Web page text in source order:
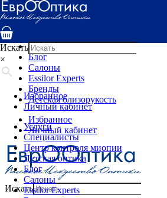
Услуги
Специалисты
Детская оптика
Блог
Салоны
Essilor Experts
Бренды
Детская близорукость
Избранное
Личный кабинет
Искать
Искать
×
Избранное
Личный кабинет
Услуги
Специалисты
Центр контроля миопии
Детская оптика
Блог
Салоны
Essilor Experts